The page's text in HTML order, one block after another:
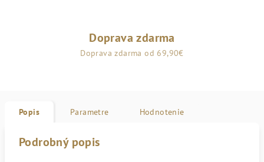
Doprava zdarma
Doprava zdarma od 69,90€
Popis Parametre Hodnotenie
Podrobný popis